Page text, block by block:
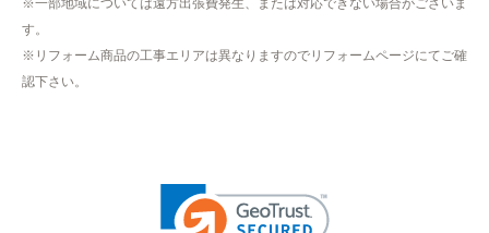
※一部地域については遠方出張費発生、または対応できない場合がございま
す。
※リフォーム商品の工事エリアは異なりますのでリフォームページにてご確
認下さい。